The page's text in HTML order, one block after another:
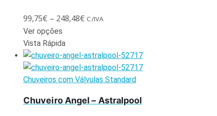
99,75€ – 248,48€ C/IVA
Ver opções
Vista Rápida
Chuveiros com Válvulas Standard
Chuveiro Angel – Astralpool